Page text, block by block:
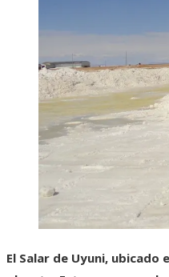
El Salar de Uyuni,